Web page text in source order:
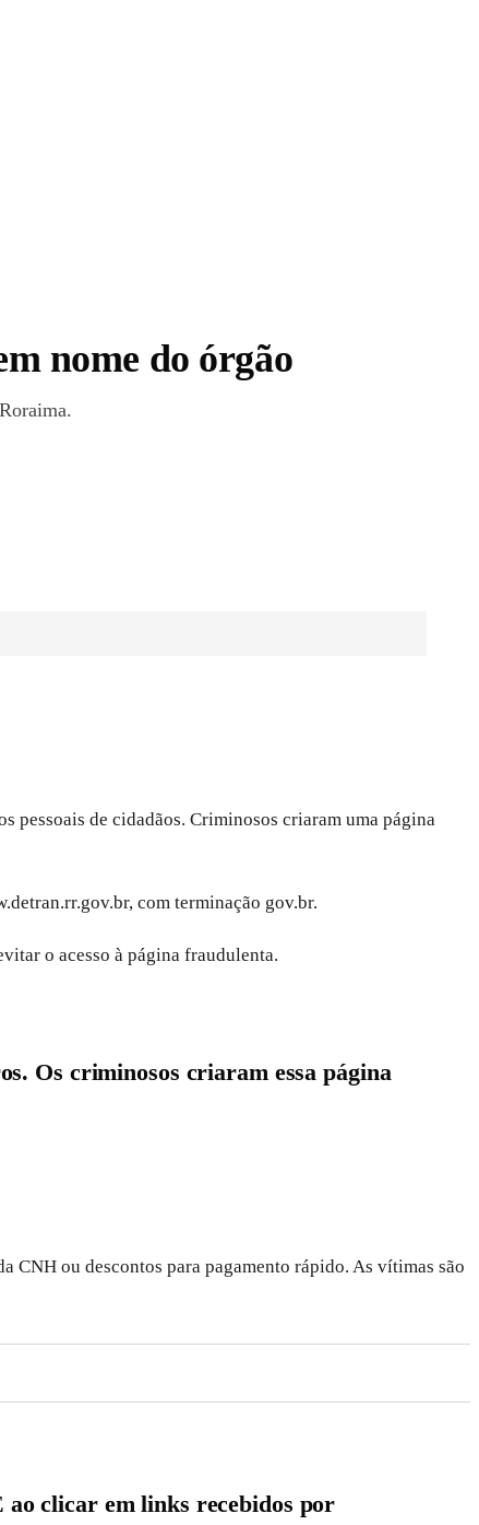
nome do órgão
pessoais de cidadãos. Criminosos criaram uma página
com terminação gov.br.
o acesso à página fraudulenta.
Os criminosos criaram essa página
CNH ou descontos para pagamento rápido. As vítimas são
clicar em links recebidos por